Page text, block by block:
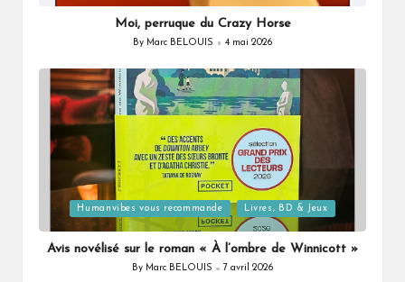
Moi, perruque du Crazy Horse
Posted
By Marc BELOUIS 4 mai 2026
Posted
in
Humanvibes vous recommande Livres, BD & Jeux
Avis novélisé sur le roman « À l’ombre de Winnicott »
Posted
By Marc BELOUIS 7 avril 2026